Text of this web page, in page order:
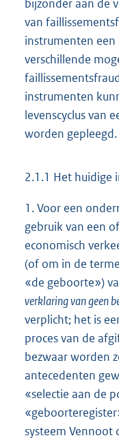
bijzonder aan de
van
instrumenten
verschillende
instrumenten
levenscyclus van
worden gepleegd.
2.1.1 Het huidige
1. Voor een
gebruik van een
economisch
(of om in de
«de geboorte»)
verklaring van geen
verplicht; het is
proces van de
bezwaar worden
antecedenten
«selectie aan de
systeem Vennoot